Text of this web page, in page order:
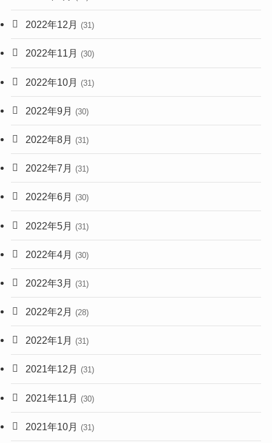
2022年12月 (31)
2022年11月 (30)
2022年10月 (31)
2022年9月 (30)
2022年8月 (31)
2022年7月 (31)
2022年6月 (30)
2022年5月 (31)
2022年4月 (30)
2022年3月 (31)
2022年2月 (28)
2022年1月 (31)
2021年12月 (31)
2021年11月 (30)
2021年10月 (31)